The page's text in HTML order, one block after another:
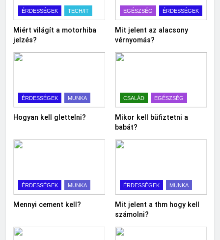
ÉRDESSÉGEK TECH/IT
Miért világít a motorhiba
jelzés?
EGÉSZSÉG ÉRDESSÉGEK
Mit jelent az alacsony
vérnyomás?
ÉRDESSÉGEK MUNKA
Hogyan kell glettelni?
CSALÁD EGÉSZSÉG
Mikor kell büfiztetni a
babát?
ÉRDESSÉGEK MUNKA
Mennyi cement kell?
ÉRDESSÉGEK MUNKA
Mit jelent a thm hogy kell
számolni?